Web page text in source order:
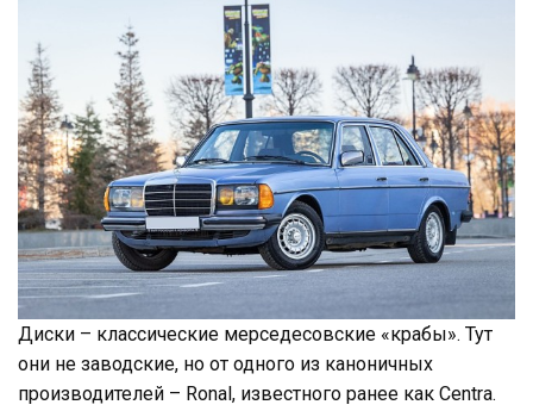
Диски – классические мерседесовские «крабы». Тут
они не заводские, но от одного из каноничных
производителей – Ronal, известного ранее как Centra.